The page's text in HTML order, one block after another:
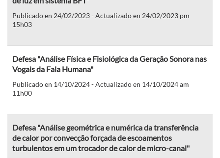
Publicado en 24/02/2023 - Actualizado en 24/02/2023 pm
15h03
Defesa "Análise Física e Fisiológica da Geração Sonora nas
Vogais da Fala Humana"
Publicado en 14/10/2024 - Actualizado en 14/10/2024 am
11h00
Defesa "Análise geométrica e numérica da transferência
de calor por convecção forçada de escoamentos
turbulentos em um trocador de calor de micro-canal"